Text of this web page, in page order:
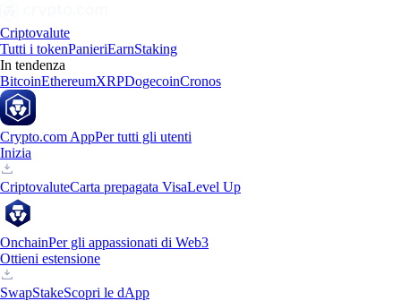
Criptovalute
Tutti i tokenPanieriEarnStaking
In tendenza
BitcoinEthereumXRPDogecoinCronos
Crypto.com AppPer tutti gli utenti
Inizia
CriptovaluteCarta prepagata VisaLevel Up
OnchainPer gli appassionati di Web3
Ottieni estensione
SwapStakeScopri le dApp